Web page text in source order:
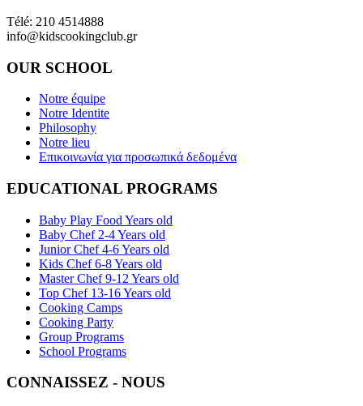
Télé: 210 4514888
info@kidscookingclub.gr
OUR SCHOOL
Notre équipe
Notre Identite
Philosophy
Notre lieu
Επικοινωνία για προσωπικά δεδομένα
EDUCATIONAL PROGRAMS
Baby Play Food Years old
Baby Chef 2-4 Years old
Junior Chef 4-6 Years old
Kids Chef 6-8 Years old
Master Chef 9-12 Years old
Top Chef 13-16 Years old
Cooking Camps
Cooking Party
Group Programs
School Programs
CONNAISSEZ - NOUS